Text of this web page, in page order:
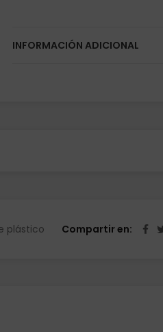
INFORMACIÓN ADICIONAL
plástico Compartir en